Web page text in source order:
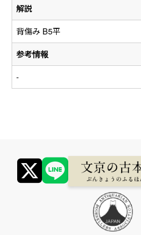
解説
背傷み B5平
参考情報
-